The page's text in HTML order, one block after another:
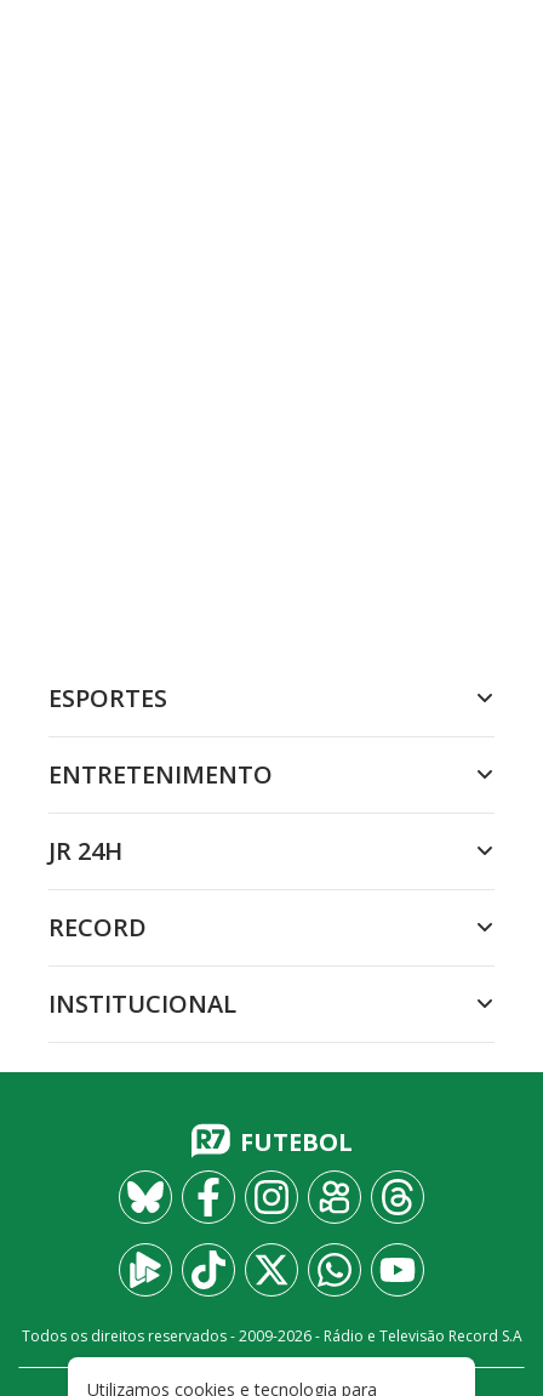
ESPORTES
ENTRETENIMENTO
JR 24H
RECORD
INSTITUCIONAL
FUTEBOL
Todos os direitos reservados - 2009-2026- Rádio e Televisão Record S.A
Utilizamos cookies e tecnologia para